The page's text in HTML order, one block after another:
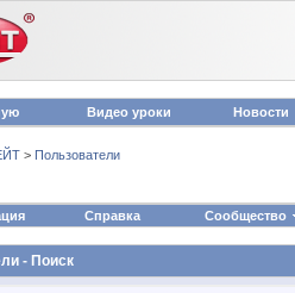
Видео уроки Новости
> Пользователи
Справка Сообщество
- Поиск